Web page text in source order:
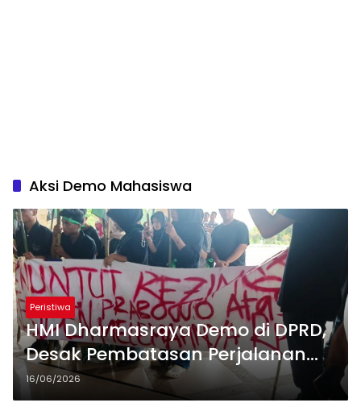
Aksi Demo Mahasiswa
Peristiwa
HMI Dharmasraya Demo di DPRD,
Desak Pembatasan Perjalanan
Dinas Bupati dan Wakil Bupati
16/06/2026